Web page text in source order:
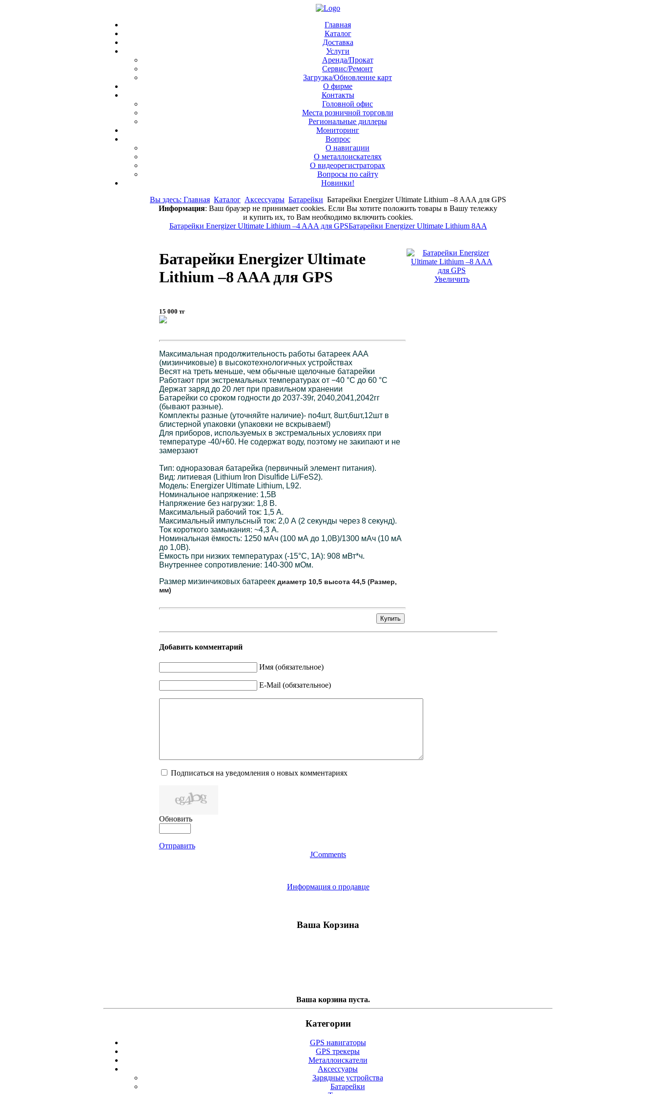
Главная
Каталог
Доставка
Услуги
Аренда/Прокат
Сервис/Ремонт
Загрузка/Обновление карт
О фирме
Контакты
Головной офис
Места розничной торговли
Региональные диллеры
Мониторинг
Вопрос
О навигации
О металлоискателях
О видеорегистраторах
Вопросы по сайту
Новинки!
Вы здесь: Главная Каталог Аксессуары Батарейки Батарейки Energizer Ultimate Lithium –8 AAA для GPS
Информация: Ваш браузер не принимает cookies. Если Вы хотите положить товары в Вашу тележку
и купить их, то Вам необходимо включить cookies.
Батарейки Energizer Ultimate Lithium –4 AAA для GPSБатарейки Energizer Ultimate Lithium 8AA
Батарейки Energizer Ultimate
Lithium –8 AAA для GPS
Увеличить
15 000 тг
Максимальная продолжительность работы батареек AAA
(мизинчиковые) в высокотехнологичных устройствах
Весят на треть меньше, чем обычные щелочные батарейки
Работают при экстремальных температурах от −40 °C до 60 °C
Держат заряд до 20 лет при правильном хранении
Батарейки со сроком годности до 2037-39г, 2040,2041,2042гг
(бывают разные).
Комплекты разные (уточняйте наличие)- по4шт, 8шт,6шт,12шт в
блистерной упаковки (упаковки не вскрываем!)
Для приборов, используемых в экстремальных условиях при
температуре -40/+60. Не содержат воду, поэтому не закипают и не
замерзают
Тип: одноразовая батарейка (первичный элемент питания).
Вид: литиевая (Lithium Iron Disulfide Li/FeS2).
Модель: Energizer Ultimate Lithium, L92.
Номинальное напряжение: 1,5В
Напряжение без нагрузки: 1,8 В.
Максимальный рабочий ток: 1,5 А.
Максимальный импульсный ток: 2,0 А (2 секунды через 8 секунд).
Ток короткого замыкания: ~4,3 А.
Номинальная ёмкость: 1250 мАч (100 мА до 1,0В)/1300 мАч (10 мА
до 1,0В).
Емкость при низких температурах (-15°C, 1А): 908 мВт*ч.
Внутреннее сопротивление: 140-300 мОм.
Размер мизинчиковых батареек диаметр 10,5 высота 44,5 (Размер,
мм)
Добавить комментарий
Имя (обязательное)
E-Mail (обязательное)
Подписаться на уведомления о новых комментариях
Обновить
Отправить
JComments
Информация о продавце
Ваша Корзина
Ваша корзина пуста.
Категории
GPS навигаторы
GPS трекеры
Металлоискатели
Аксессуары
Зарядные устройства
Батарейки